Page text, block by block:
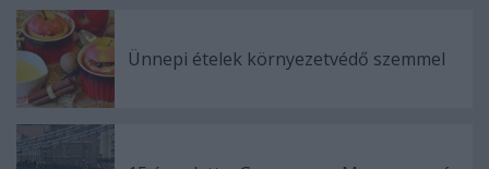
Ünnepi ételek környezetvédő szemmel